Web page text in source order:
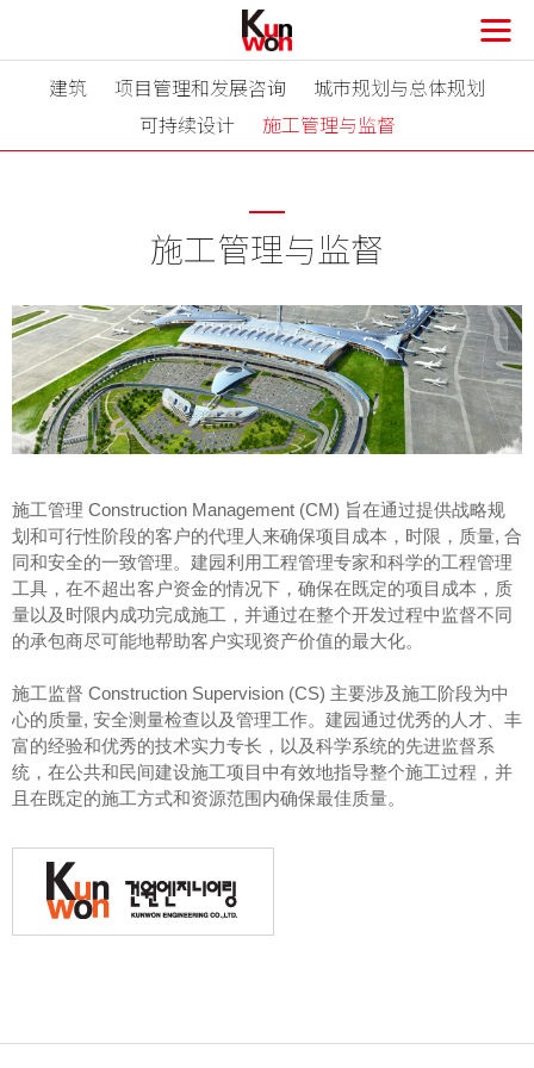
建筑 项目管理和发展咨询
城市规划与总体规划
可持续设计
施工管理与监督
建筑 项目管理和发展咨询
城市规划与总体规划
可持续设计
施工管理与监督
施工管理与监督